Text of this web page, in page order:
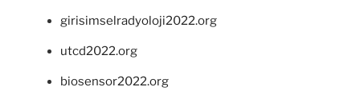
girisimselradyoloji2022.org
utcd2022.org
biosensor2022.org